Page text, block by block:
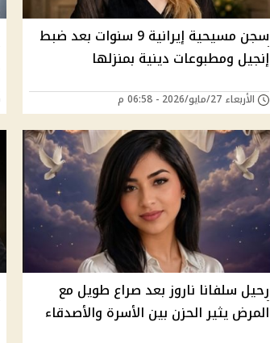
سجن مسيحية إيرانية 9 سنوات بعد ضبط
إنجيل ومطبوعات دينية بمنزلها
الأربعاء 27/مايو/2026 - 06:58 م
رحيل سلفانا ناروز بعد صراع طويل مع
المرض يثير الحزن بين الأسرة والأصدقاء